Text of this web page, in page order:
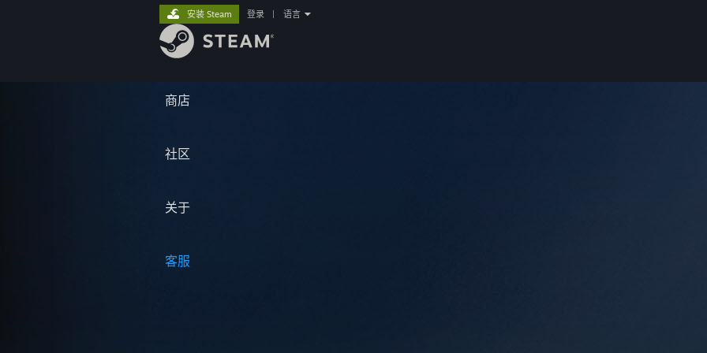
商店
社区
关于
客服
安装 Steam 登录 语言